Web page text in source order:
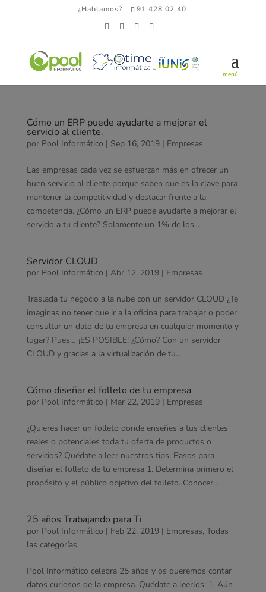
¿Hablamos? 91 428 02 40
Cómo un ERP puede ayudarte a mejorar el
servicio al cliente.
por Pool Informático | Sep 16, 2019| Empresas
Las empresas cada vez se esfuerzan más en ofrecer un
buen servicio al cliente porque saben que es la clave para
mantener la competitividad y destacar frente a la
competencia. ¿Cómo un ERP puede ayudarte a mejorar el
servicio a tu cliente? Solamente un 1% de los...
Servidor CLOUD
por Pool Informático | Abr 12, 2019| Empresas
Traslada tu negocio a la nube con un servidor CLOUD ¿Te
imaginas no tener que ir a la oficina para trabajar o poder
consultar un dato de tu empresa en cualquier momento y
lugar? Pues… ¡ES POSIBLE! ¿Cómo? Con un servidor
CLOUD y gracias a la virtualización de tu...
Cómo diseñar el folleto de tu empresa
por Pool Informático | Mar 22, 2019| Empresas
¿Quieres hacer un folleto donde enseñes a tus clientes
reales o potenciales toda tu oferta de productos o
servicios? Quédate a leer nuestros tips. Pasos para
diseñar el folleto de tu empresa 1. Determina primero el
propósito y el público objetivo del folleto. Conocer...
25 años Trabajando para Ti
por Pool Informático | Feb 22, 2019| Empresas, Todas
las categorías
Pool Informático celebra 25 años y os queremos contar
datos curiosos de la empresa. Quédate a leerlos: 1. Aún